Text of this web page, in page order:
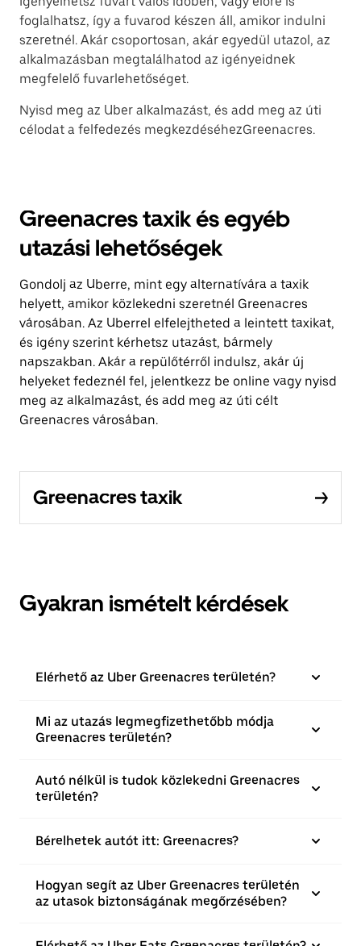
foglalhatsz, így a fuvarod készen áll, amikor indulni
szeretnél. Akár csoportosan, akár egyedül utazol, az
alkalmazásban megtalálhatod az igényeidnek
megfelelő fuvarlehetőséget.
Nyisd meg az Uber alkalmazást, és add meg az úti
célodat a felfedezés megkezdéséhezGreenacres.
Greenacres taxik és egyéb
utazási lehetőségek
Gondolj az Uberre, mint egy alternatívára a taxik
helyett, amikor közlekedni szeretnél Greenacres
városában. Az Uberrel elfelejtheted a leintett taxikat,
és igény szerint kérhetsz utazást, bármely
napszakban. Akár a repülőtérről indulsz, akár új
helyeket fedeznél fel, jelentkezz be online vagy nyisd
meg az alkalmazást, és add meg az úti célt
Greenacres városában.
Greenacres taxik
Gyakran ismételt kérdések
Elérhető az Uber Greenacres területén?
Mi az utazás legmegfizethetőbb módja
Greenacres területén?
Autó nélkül is tudok közlekedni Greenacres
területén?
Bérelhetek autót itt: Greenacres?
Hogyan segít az Uber Greenacres területén
az utasok biztonságának megőrzésében?